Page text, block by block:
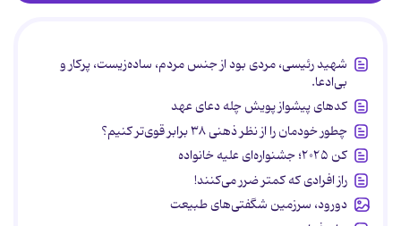
شهید رئیسی، مردی بود از جنس مردم، ساده‌زیست، پرکار و
بی‌ادعا.
کدهای پیشواز پویش چله دعای عهد
چطور خودمان را از نظر ذهنی ۳۸ برابر قوی‌تر کنیم؟
کن ۲۰۲۵؛ جشنواره‌ای علیه خانواده
راز افرادی که کمتر ضرر می‌کنند!
دورود، سرزمین شگفتی‌های طبیعت